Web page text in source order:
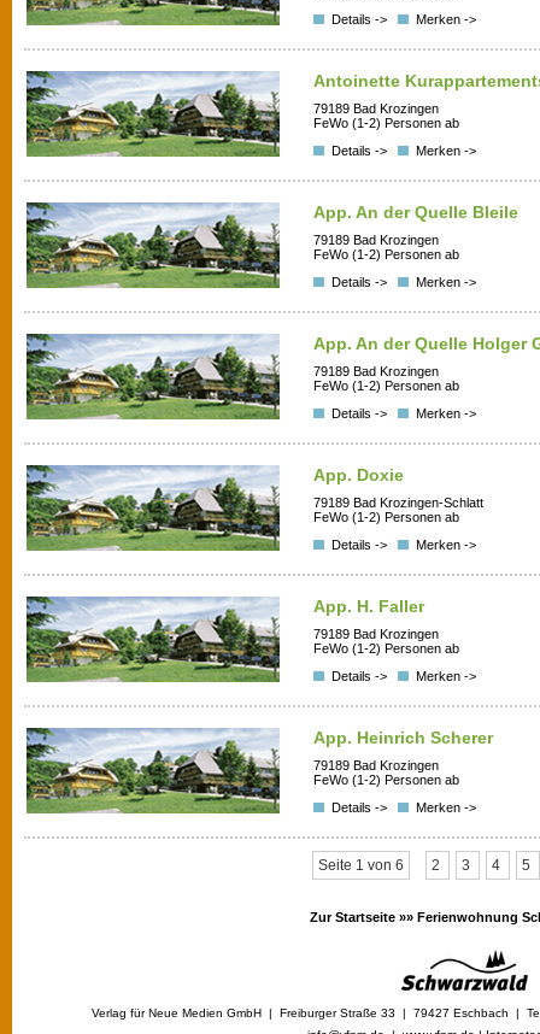
Details ->
Merken ->
Antoinette
79189 Bad Krozingen
FeWo (1-2) Personen ab
Details ->
Merken ->
App. An der Quelle Bleile
79189 Bad Krozingen
FeWo (1-2) Personen ab
Details ->
Merken ->
App. An der Quelle Holger
79189 Bad Krozingen
FeWo (1-2) Personen ab
Details ->
Merken ->
App. Doxie
79189 Bad Krozingen-Schlatt
FeWo (1-2) Personen ab
Details ->
Merken ->
App. H. Faller
79189 Bad Krozingen
FeWo (1-2) Personen ab
Details ->
Merken ->
App. Heinrich Scherer
79189 Bad Krozingen
FeWo (1-2) Personen ab
Details ->
Merken ->
Seite 1 von 6 2 3 4 5
Zur Startseite »» Ferienwohnung
Verlag für Neue Medien GmbH | Freiburger Straße 33 | 79427 Eschbach |